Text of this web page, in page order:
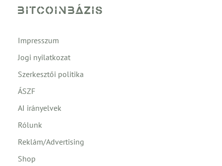
Impresszum
Jogi nyilatkozat
Szerkesztői politika
ÁSZF
AI irányelvek
Rólunk
Reklám/Advertising
Shop